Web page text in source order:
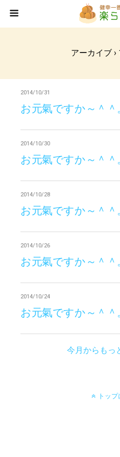
アーカイブ ›
2014/10/31
お元氣ですか～＾＾
2014/10/30
お元氣ですか～＾＾
2014/10/28
お元氣ですか～＾＾
2014/10/26
お元氣ですか～＾＾
2014/10/24
お元氣ですか～＾＾
今月からもっ
トッ